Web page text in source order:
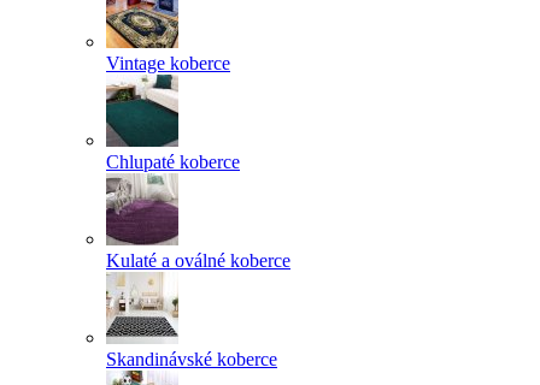
Vintage koberce
Chlupaté koberce
Kulaté a oválné koberce
Skandinávské koberce